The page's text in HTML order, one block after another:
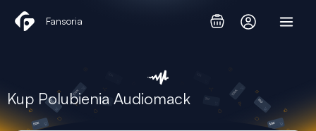
Fansoria
Kup Polubienia Audiomack